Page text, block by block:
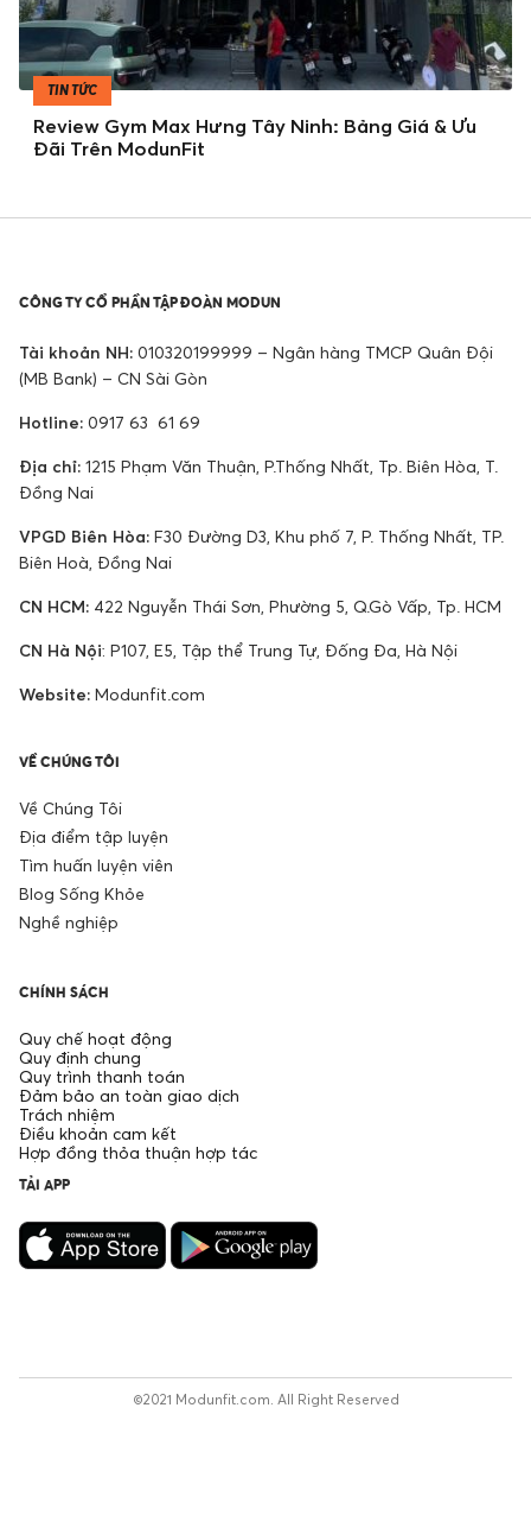
TIN TỨC
Review Gym Max Hưng Tây Ninh: Bảng Giá & Ưu
Đãi Trên ModunFit
CÔNG TY CỔ PHẦN TẬP ĐOÀN MODUN
Tài khoản NH: 010320199999 – Ngân hàng TMCP Quân Đội
(MB Bank) – CN Sài Gòn
Hotline: 0917 63 61 69
Địa chỉ: 1215 Phạm Văn Thuận, P.Thống Nhất, Tp. Biên Hòa, T.
Đồng Nai
VPGD Biên Hòa: F30 Đường D3, Khu phố 7, P. Thống Nhất, TP.
Biên Hoà, Đồng Nai
CN HCM: 422 Nguyễn Thái Sơn, Phường 5, Q.Gò Vấp, Tp. HCM
CN Hà Nội: P107, E5, Tập thể Trung Tự, Đống Đa, Hà Nội
Website: Modunfit.com
VỀ CHÚNG TÔI
Về Chúng Tôi
Địa điểm tập luyện
Tìm huấn luyện viên
Blog Sống Khỏe
Nghề nghiệp
CHÍNH SÁCH
Quy chế hoạt động
Quy định chung
Quy trình thanh toán
Đảm bảo an toàn giao dịch
Trách nhiệm
Điều khoản cam kết
Hợp đồng thỏa thuận hợp tác
TẢI APP
©2021 Modunfit.com. All Right Reserved